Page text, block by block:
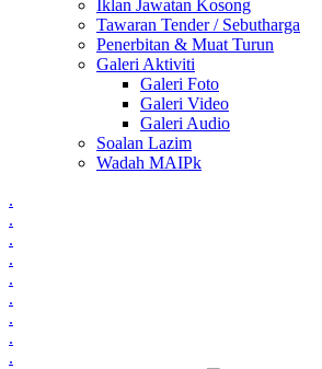
Iklan Jawatan Kosong
Tawaran Tender / Sebutharga
Penerbitan & Muat Turun
Galeri Aktiviti
Galeri Foto
Galeri Video
Galeri Audio
Soalan Lazim
Wadah MAIPk
.
.
.
.
.
.
.
.
.